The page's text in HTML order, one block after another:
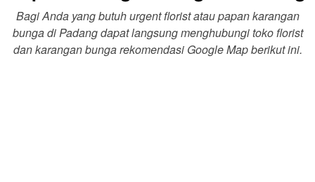
Bagi Anda yang butuh urgent florist atau papan karangan
bunga di Padang dapat langsung menghubungi toko florist
dan karangan bunga rekomendasi Google Map berikut ini.